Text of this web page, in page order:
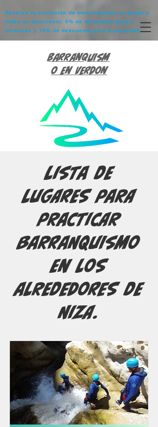
Reserva tu excursión de barranquismo en grupo y
obtén un descuento: 5% de descuento para 5
personas y 10% de descuento para 8 personas.
Barranquism
o en Verdon
Lista de
lugares para
practicar
barranquismo
en los
alrededores de
Niza.